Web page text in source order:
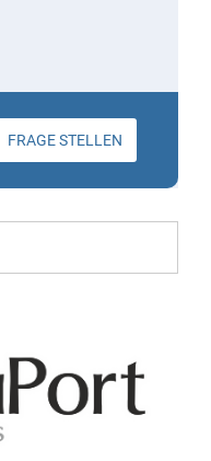
FRAGE STELLEN